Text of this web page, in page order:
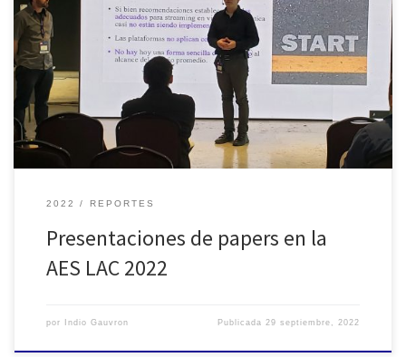
El programa académico desarrollado en esta AES LAC 2022 fue
realmente muy variado, amplio y de primer nivel. Nuestro
profundo agradecimiento a todos los y las disertantes que
participaron con sus trabajos, esfuerzo y tiempo para compartir
todo el saber que poseen. Durante los días 21, 22 y 23 de […]
2022 REPORTES
Presentaciones de papers en la
AES LAC 2022
por Indio Gauvron Publicada29 septiembre, 2022